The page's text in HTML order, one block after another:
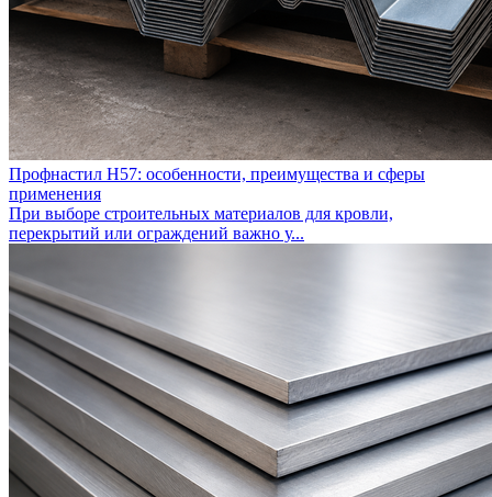
Профнастил Н57: особенности, преимущества и сферы
применения
При выборе строительных материалов для кровли,
перекрытий или ограждений важно у...